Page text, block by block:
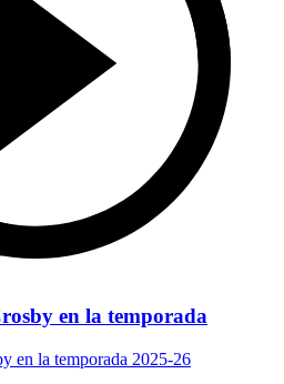
en la temporada
en la temporada 2025-26